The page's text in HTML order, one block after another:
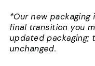
*Our new
final transition you
updated packaging;
unchanged.